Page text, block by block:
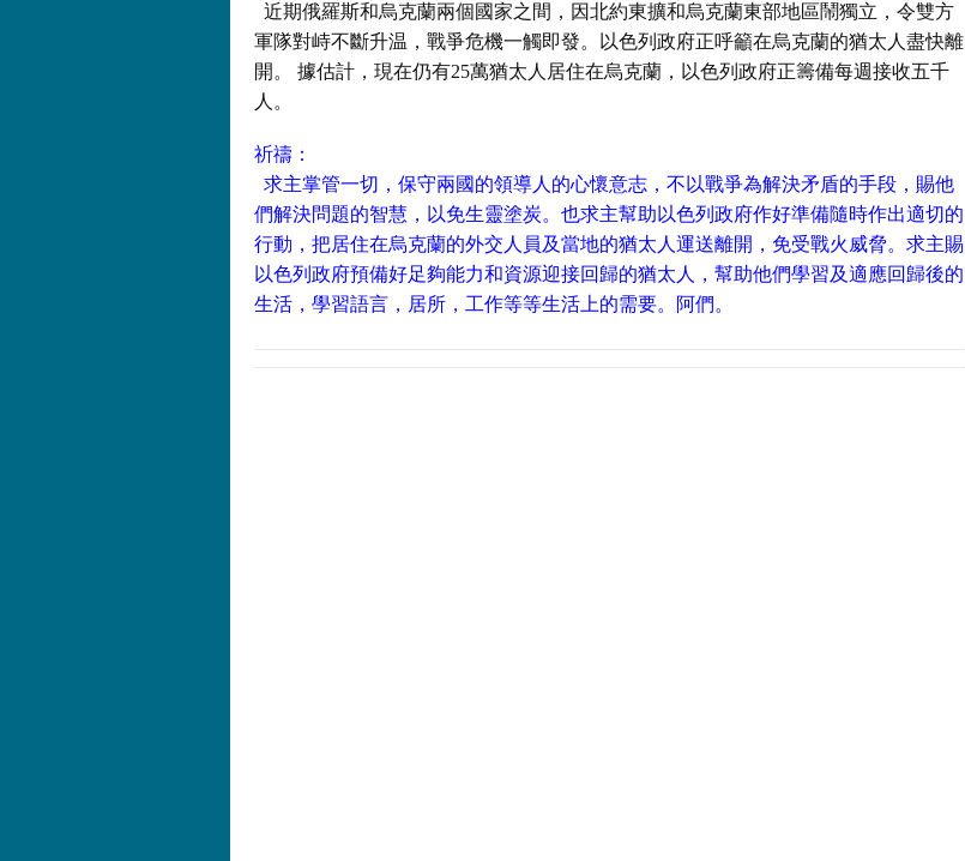
近期俄羅斯和烏克蘭兩個國家之間， 因北約東擴和烏克蘭東部地區鬧獨立，令雙方
軍隊對峙不斷升温， 戰爭危機一觸即發。以色列政府正呼籲在烏克蘭的猶太人盡快離
開。 據估計，現在仍有25萬猶太人居住在烏克蘭， 以色列政府正籌備每週接收五千
人。
祈禱：
求主掌管一切，保守兩國的領導人的心懷意志， 不以戰爭為解決矛盾的手段，賜他
們解決問題的智慧， 以免生靈塗炭。 也求主幫助以色列政府作好準備隨時作出適切的
行動， 把居住在烏克蘭的外交人員及當地的猶太人運送離開， 免受戰火威脅。 求主賜
以色列政府預備好足夠能力和資源迎接回歸的猶太人， 幫助他們學習及適應回歸後的
生活，學習語言，居所， 工作等等生活上的需要。阿們。